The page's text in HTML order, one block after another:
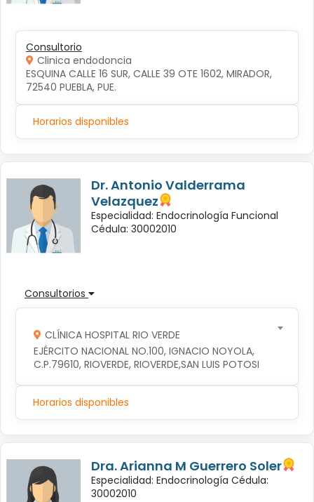
Consultorio
Clinica endodoncia
ESQUINA CALLE 16 SUR, CALLE 39 OTE 1602, MIRADOR,
72540 PUEBLA, PUE.
Horarios disponibles
Dr. Antonio Valderrama
Velazquez
Especialidad: Endocrinología Funcional
Cédula: 30002010
Consultorios
CLÍNICA HOSPITAL RIO VERDE
EJÉRCITO NACIONAL NO.100, IGNACIO NOYOLA,
C.P.79610, RIOVERDE, RIOVERDE,SAN LUIS POTOSI
Horarios disponibles
Dra. Arianna M Guerrero Soler
Especialidad: Endocrinología Cédula:
30002010